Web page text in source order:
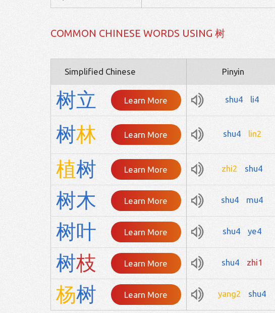
COMMON CHINESE WORDS USING 树
Simplified Chinese Pinyin
树立 Learn More shu4 li4
树林 Learn More shu4 lin2
植树 Learn More zhi2 shu4
树木 Learn More shu4 mu4
树叶 Learn More shu4 ye4
树枝 Learn More shu4 zhi1
杨树 Learn More yang2 shu4